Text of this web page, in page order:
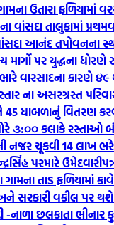
ઉતારા ફળિયામાં
વાંસદા તાલુકામાં
આનંદ તપોવનના
માર્ગો પર યુદ્ધના
ભારે વારસાદના
ના અસરગ્રસ્ત
45 ધાબળાનું વિતરણ
૩:૦૦ કલાકે રસ્તાઓ
નજર ચૂકવી 14 લાખ
પરમારે
તાડ ફળિયામાં
અને સરકારી વકીલ પર
છલકાતા ભીનાર